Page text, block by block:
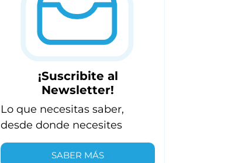
¡Suscribite al
Newsletter!
Lo que necesitas saber,
desde donde necesites
SABER MÁS